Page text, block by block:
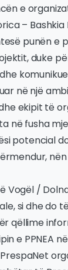
e
– Bashkia
punën e
duke
në një
ekipit të
në fusha
potencial
Vogël /
si dhe do
qëllime
e PPNEA